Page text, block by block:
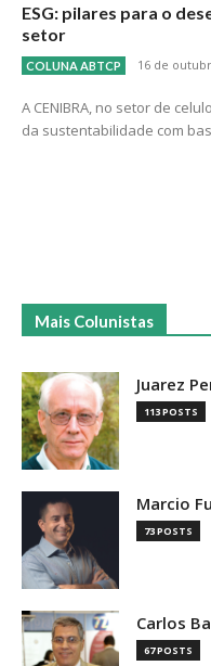
ESG: pilares para o
setor
COLUNA ABTCP 16 de
A CENIBRA, no setor de
da sustentabilidade com
Mais Colunistas
Juarez
113 POSTS
Marcio
73 POSTS
Carlos
67 POSTS